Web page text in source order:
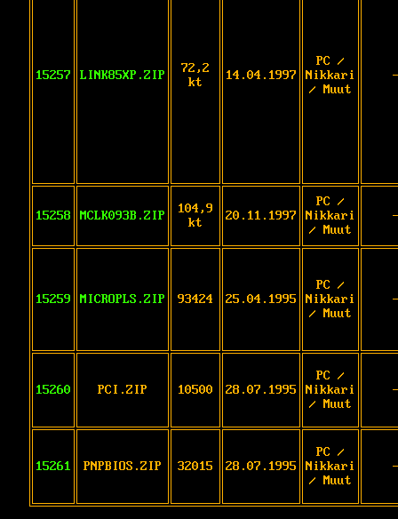
15257 LINK85XP.ZIP
72,2
kt
14.04.1997
PC /
Nikkari
/ Muut
15258 MCLK093B.ZIP
104,9
kt
20.11.1997
PC /
Nikkari
/ Muut
15259 MICROPLS.ZIP 93424 25.04.1995
PC /
Nikkari
/ Muut
15260 PCI.ZIP 10500 28.07.1995
PC /
Nikkari
/ Muut
15261 PNPBIOS.ZIP 32015 28.07.1995
PC /
Nikkari
/ Muut